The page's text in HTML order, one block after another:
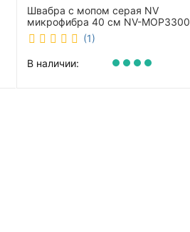
Швабра с мопом серая NV
микрофибра 40 см NV-MOP3300
(1)
В наличии: